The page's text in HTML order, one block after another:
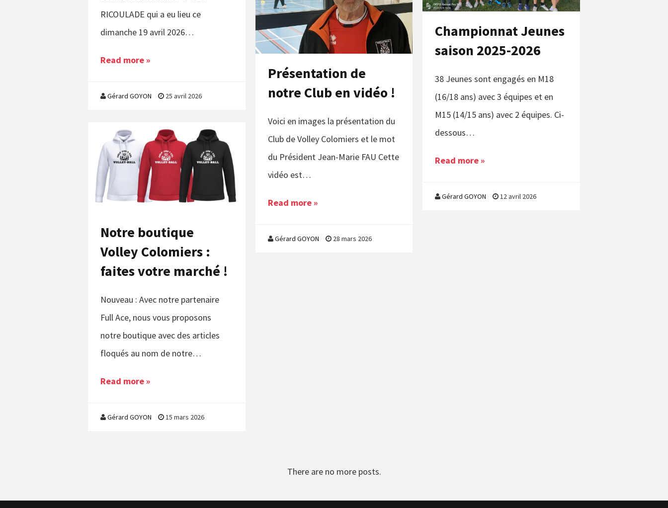
RICOULADE qui a eu lieu ce
dimanche 19 avril 2026…
Read more »
Gérard GOYON 25 avril 2026
Championnat Jeunes
saison 2025-2026
38 Jeunes sont engagés en M18
(16/18 ans) avec 3 équipes et en
M15 (14/15 ans) avec 2 équipes. Ci-
dessous…
Read more »
Gérard GOYON 12 avril 2026
Présentation de
notre Club en vidéo !
Voici en images la présentation du
Club de Volley Colomiers et le mot
du Président Jean-Marie FAU Cette
vidéo est…
Read more »
Gérard GOYON 28 mars 2026
Notre boutique
Volley Colomiers :
faites votre marché !
Nouveau : Avec notre partenaire
Full Ace, nous vous proposons
notre boutique avec des articles
floqués au nom de notre…
Read more »
Gérard GOYON 15 mars 2026
There are no more posts.